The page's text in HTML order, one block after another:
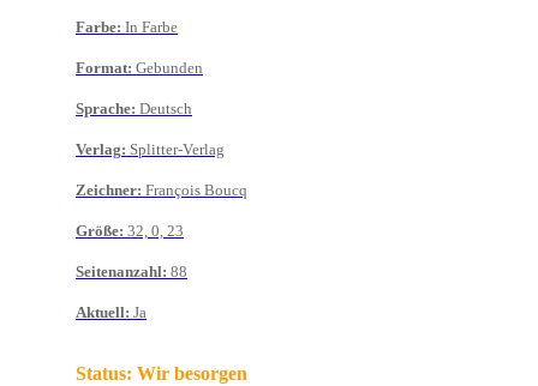
Farbe: In Farbe
Format: Gebunden
Sprache: Deutsch
Verlag: Splitter-Verlag
Zeichner: François Boucq
Größe: 32, 0, 23
Seitenanzahl: 88
Aktuell: Ja
Status: Wir besorgen